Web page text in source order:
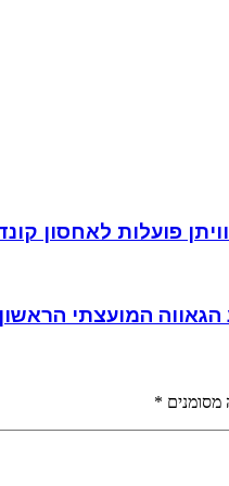
פועלות לאחסון
המועצתי הראשון
*